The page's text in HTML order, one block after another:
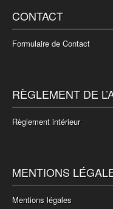
CONTACT
Formulaire de Contact
RÈGLEMENT DE
Règlement intérieur
MENTIONS
Mentions légales